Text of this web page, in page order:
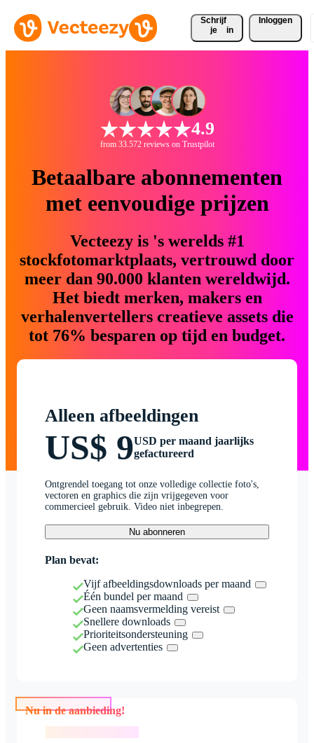
Schrijf
je
in
Inloggen
4.9
from 33.572 reviews on Trustpilot
Betaalbare abonnementen
met eenvoudige prijzen
Vecteezy is 's werelds #1
stockfotomarktplaats, vertrouwd door
meer dan 90.000 klanten wereldwijd.
Het biedt merken, makers en
verhalenvertellers creatieve assets die
tot 76% besparen op tijd en budget.
Alleen afbeeldingen
US$ 9USD per maand jaarlijks
gefactureerd
Ontgrendel toegang tot onze volledige collectie foto's,
vectoren en graphics die zijn vrijgegeven voor
commercieel gebruik. Video niet inbegrepen.
Nu abonneren
Plan bevat:
Vijf afbeeldingsdownloads per maand
Één bundel per maand
Geen naamsvermelding vereist
Snellere downloads
Prioriteitsondersteuning
Geen advertenties
Nu in de aanbieding!